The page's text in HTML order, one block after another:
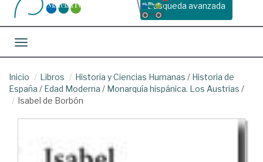
Busqueda avanzada
Toggle navigation
Inicio Libros Historia y Ciencias Humanas / Historia de
España / Edad Moderna / Monarquía hispánica. Los Austrias /
Isabel de Borbón